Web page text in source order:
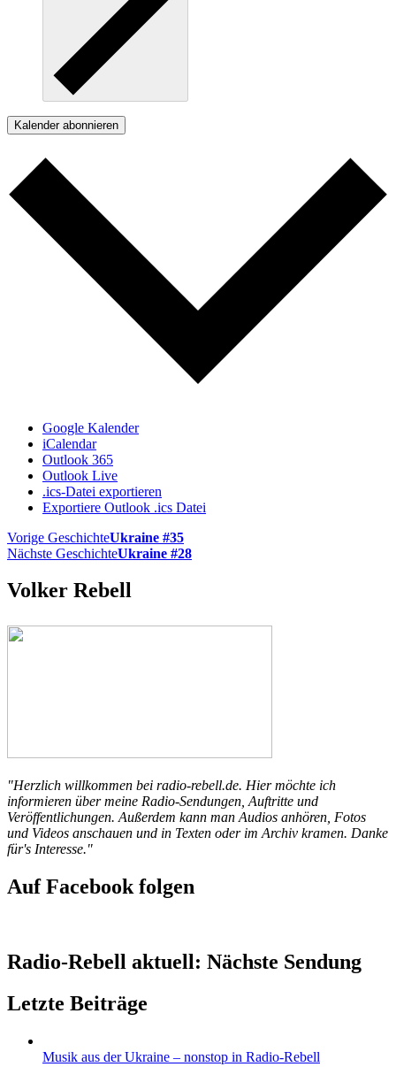
Kalender abonnieren
Google Kalender
iCalendar
Outlook 365
Outlook Live
.ics-Datei exportieren
Exportiere Outlook .ics Datei
Vorige GeschichteUkraine #35
Nächste GeschichteUkraine #28
Volker Rebell
"Herzlich willkommen bei radio-rebell.de. Hier möchte ich
informieren über meine Radio-Sendungen, Auftritte und
Veröffentlichungen. Außerdem kann man Audios anhören, Fotos
und Videos anschauen und in Texten oder im Archiv kramen. Danke
für's Interesse."
Auf Facebook folgen
Radio-Rebell aktuell: Nächste Sendung
Letzte Beiträge
Musik aus der Ukraine – nonstop in Radio-Rebell